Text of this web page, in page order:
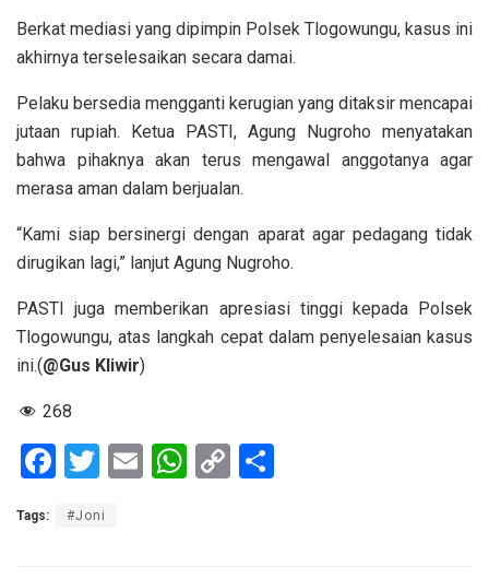
Berkat mediasi yang dipimpin Polsek Tlogowungu, kasus ini
akhirnya terselesaikan secara damai.
Pelaku bersedia mengganti kerugian yang ditaksir mencapai
jutaan rupiah. Ketua PASTI, Agung Nugroho menyatakan
bahwa pihaknya akan terus mengawal anggotanya agar
merasa aman dalam berjualan.
“Kami siap bersinergi dengan aparat agar pedagang tidak
dirugikan lagi,” lanjut Agung Nugroho.
PASTI juga memberikan apresiasi tinggi kepada Polsek
Tlogowungu, atas langkah cepat dalam penyelesaian kasus
ini.(@Gus Kliwir)
268
F
ce
T
tt
E
W C
Tags: #Joni